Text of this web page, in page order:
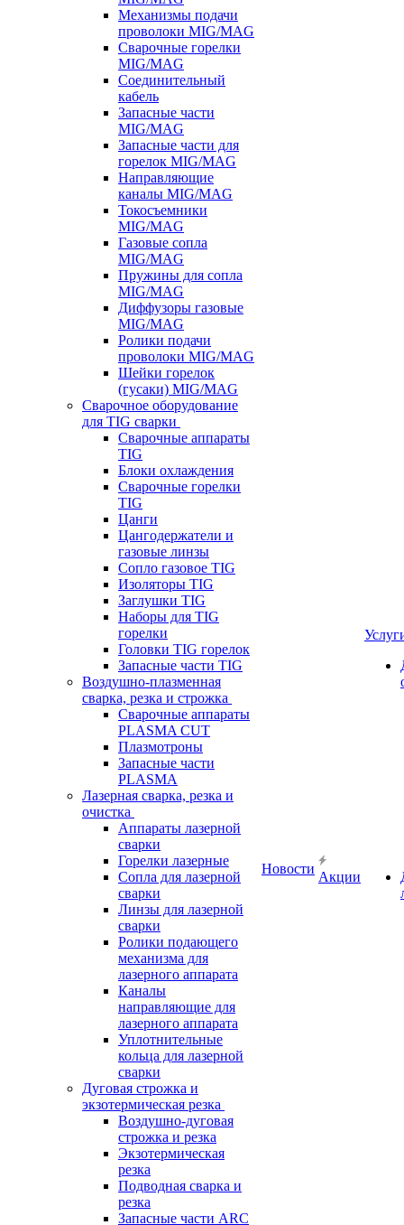
Механизмы подачи
проволоки MIG/MAG
Сварочные горелки
MIG/MAG
Соединительный
кабель
Запасные части
MIG/MAG
Запасные части для
горелок MIG/MAG
Направляющие
каналы MIG/MAG
Токосъемники
MIG/MAG
Газовые сопла
MIG/MAG
Пружины для сопла
MIG/MAG
Диффузоры газовые
MIG/MAG
Ролики подачи
проволоки MIG/MAG
Шейки горелок
(гусаки) MIG/MAG
Сварочное оборудование
для TIG сварки
Сварочные аппараты
TIG
Блоки охлаждения
Сварочные горелки
TIG
Цанги
Цангодержатели и
газовые линзы
Сопло газовое TIG
Изоляторы TIG
Заглушки TIG
Наборы для TIG
горелки
Головки TIG горелок
Запасные части TIG
Воздушно-плазменная
сварка, резка и строжка
Сварочные аппараты
PLASMA CUT
Плазмотроны
Запасные части
PLASMA
Лазерная сварка, резка и
очистка
Аппараты лазерной
сварки
Горелки лазерные
Сопла для лазерной
сварки
Линзы для лазерной
сварки
Ролики подающего
механизма для
лазерного аппарата
Каналы
направляющие для
лазерного аппарата
Уплотнительные
кольца для лазерной
сварки
Дуговая строжка и
экзотермическая резка
Воздушно-дуговая
строжка и резка
Экзотермическая
резка
Подводная сварка и
резка
Запасные части ARC
Новости
Акции